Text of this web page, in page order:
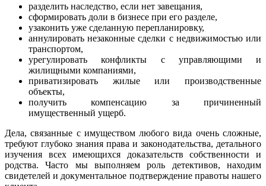
разделить наследство, если нет завещания,
сформировать доли в бизнесе при его разделе,
узаконить уже сделанную перепланировку,
аннулировать незаконные сделки с недвижимостью или
транспортом,
урегулировать конфликты с управляющими и
жилищными компаниями,
приватизировать жилые или производственные
объекты,
получить компенсацию за причиненный
имущественный ущерб.
Дела, связанные с имуществом любого вида очень сложные,
требуют глубоко знания права и законодательства, детального
изучения всех имеющихся доказательств собственности и
родства. Часто мы выполняем роль детективов, находим
свидетелей и документальное подтверждение правоты нашего